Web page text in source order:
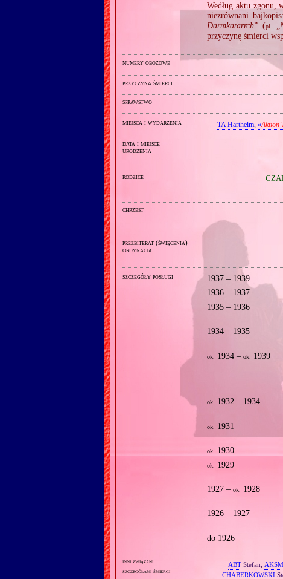
Według aktu zgonu,
niezrównani
Darmkatarrch” (pl.
przyczynę śmierci
numery obozowe
przyczyna śmierci
sprawstwo
miejsca i wydarzenia TA Hartheim ,«Aktion
data i miejsce
urodzenia
rodzice
chrzest
prezbiterat (święcenia)
ordynacja
szczegóły posługi 1937 – 1939
1936 – 1937
1935 – 1936
1934 – 1935
ok. 1934 –ok. 1939
ok. 1932 – 1934
ok. 1931
ok. 1930
ok. 1929
1927 –ok. 1928
1926 – 1927
do 1926
inni związani
szczegółami śmierci
ABT Stefan,
CHABERKOWSKI